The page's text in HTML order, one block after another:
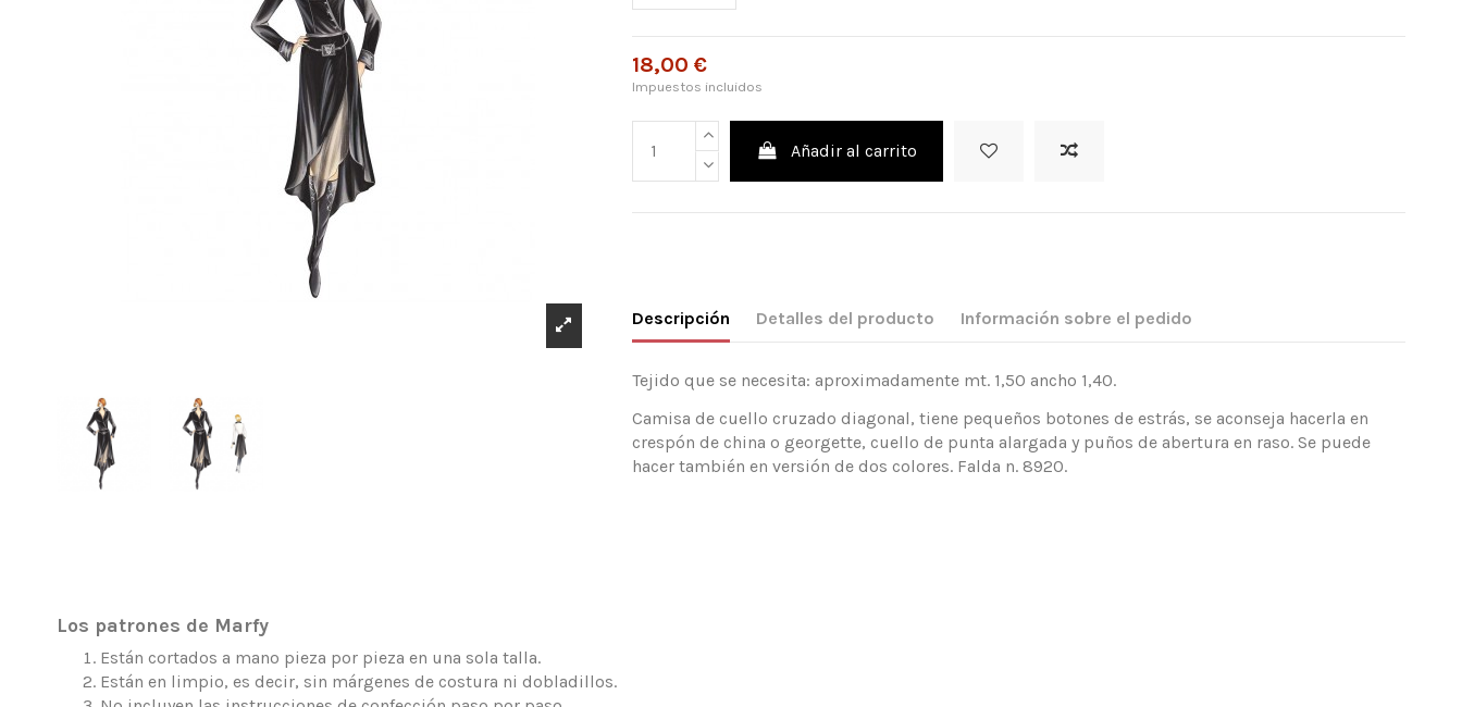
18,00 €
Impuestos incluidos
Añadir al carrito
Descripción Detalles del producto Información sobre el pedido
Tejido que se necesita: aproximadamente mt. 1,50 ancho 1,40.
Camisa de cuello cruzado diagonal, tiene pequeños botones de estrás, se aconseja hacerla en
crespón de china o georgette, cuello de punta alargada y puños de abertura en raso. Se puede
hacer también en versión de dos colores. Falda n. 8920.
Los patrones de Marfy
Están cortados a mano pieza por pieza en una sola talla.
Están en limpio, es decir, sin márgenes de costura ni dobladillos.